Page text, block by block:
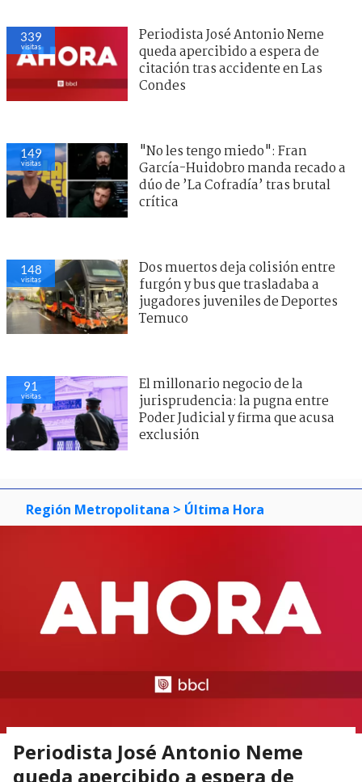
339
visitas
Periodista José Antonio Neme
queda apercibido a espera de
citación tras accidente en Las
Condes
149
visitas
"No les tengo miedo": Fran
García-Huidobro manda recado a
dúo de ’La Cofradía’ tras brutal
crítica
148
visitas
Dos muertos deja colisión entre
furgón y bus que trasladaba a
jugadores juveniles de Deportes
Temuco
91
visitas
El millonario negocio de la
jurisprudencia: la pugna entre
Poder Judicial y firma que acusa
exclusión
Región Metropolitana > Última Hora
Periodista José Antonio Neme
queda apercibido a espera de